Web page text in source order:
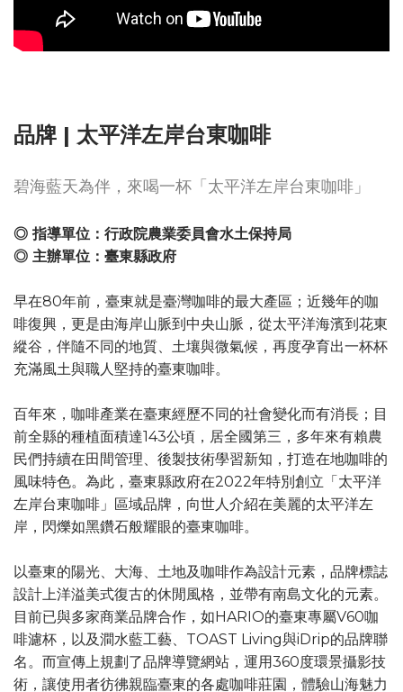
品牌 | 太平洋左岸台東咖啡
碧海藍天為伴，來喝一杯「太平洋左岸台東咖啡」
◎ 指導單位：行政院農業委員會水土保持局
◎ 主辦單位：臺東縣政府
早在80年前，臺東就是臺灣咖啡的最大產區；近幾年的咖
啡復興，更是由海岸山脈到中央山脈，從太平洋海濱到花東
縱谷，伴隨不同的地質、土壤與微氣候，再度孕育出一杯杯
充滿風土與職人堅持的臺東咖啡。
百年來，咖啡產業在臺東經歷不同的社會變化而有消長；目
前全縣的種植面積達143公頃，居全國第三，多年來有賴農
民們持續在田間管理、後製技術學習新知，打造在地咖啡的
風味特色。為此，臺東縣政府在2022年特別創立「太平洋
左岸台東咖啡」區域品牌，向世人介紹在美麗的太平洋左
岸，閃爍如黑鑽石般耀眼的臺東咖啡。
以臺東的陽光、大海、土地及咖啡作為設計元素，品牌標誌
設計上洋溢美式復古的休閒風格，並帶有南島文化的元素。
目前已與多家商業品牌合作，如HARIO的臺東專屬V60咖
啡濾杯，以及澗水藍工藝、TOAST Living與iDrip的品牌聯
名。而宣傳上規劃了品牌導覽網站，運用360度環景攝影技
術，讓使用者彷彿親臨臺東的各處咖啡莊園，體驗山海魅力